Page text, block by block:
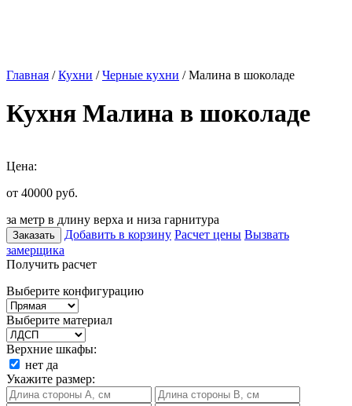
Главная /Кухни /Черные кухни / Малина в шоколаде
Кухня Малина в шоколаде
Цена:
от 40000 руб.
за метр в длину верха и низа гарнитура
Заказать Добавить в корзину Расчет цены Вызвать
замерщика
Получить расчет
Выберите конфигурацию
Выберите материал
Верхние шкафы:
нет да
Укажите размер: